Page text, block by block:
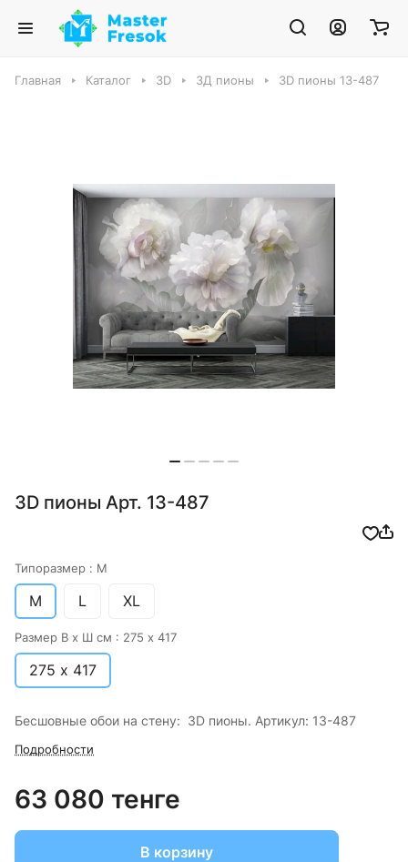
Главная Каталог 3D 3Д пионы 3D пионы 13-487
3D пионы Арт. 13-487
Типоразмер : M
M L XL
Размер В х Ш см : 275 х 417
275 х 417
Бесшовные обои на стену: 3D пионы. Артикул: 13-487
Подробности
63 080 тенге
В корзину